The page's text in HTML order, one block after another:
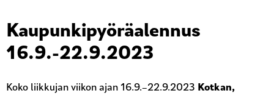
Kaupunkipyöräalennus
16.9.-22.9.2023
Koko liikkujan viikon ajan 16.9.–22.9.2023 Kotkan,